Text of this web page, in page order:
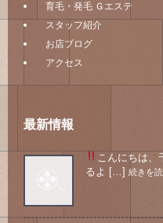
育毛・発毛 Ｇエステ
スタッフ紹介
お店ブログ
アクセス
最新情報
こんにちは、
るよ […] 続きを